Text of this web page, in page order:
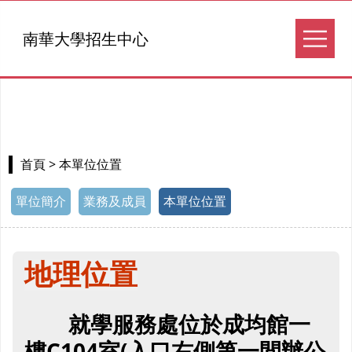
首頁 > 本單位位置
單位簡介 業務及成員 本單位位置
地理位置
就學服務處位於成均館一
南華大學招生中心